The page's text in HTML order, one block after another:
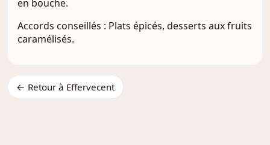
en bouche.
Accords conseillés : Plats épicés, desserts aux fruits
caramélisés.
← Retour à Effervecent